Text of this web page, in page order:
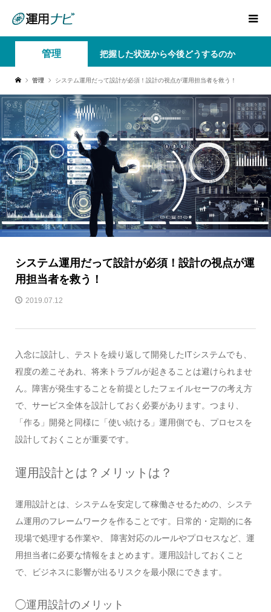
管理 把握した状況から今後どうするのか
管理 システム運用だって設計が必須！設計の視点が運用担当者を救う！
システム運用だって設計が必須！設計の視点が運
用担当者を救う！
2019.07.12
入念に設計し、テストを繰り返して開発したITシステムでも、
程度の差こそあれ、将来トラブルが起きることは避けられませ
ん。障害が発生することを前提としたフェイルセーフの考え方
で、サービス全体を設計しておく必要があります。つまり、
「作る」開発と同様に「使い続ける」運用側でも、プロセスを
設計しておくことが重要です。
運用設計とは？メリットは？
運用設計とは、システムを安定して稼働させるための、システ
ム運用のフレームワークを作ることです。日常的・定期的に各
現場で処理する作業や、 障害対応のルールやプロセスなど、運
用担当者に必要な情報をまとめます。運用設計しておくこと
で、ビジネスに影響が出るリスクを最小限にできます。
◯運用設計のメリット